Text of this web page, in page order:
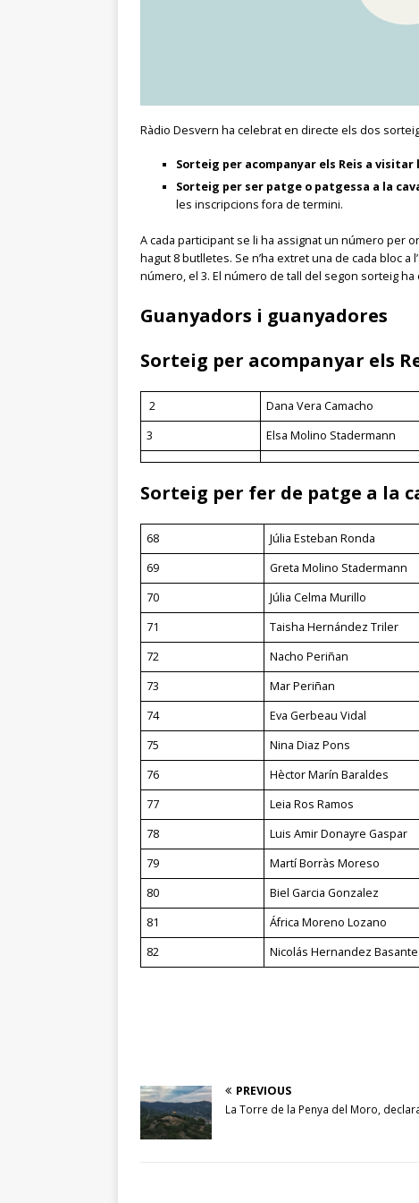
Ràdio Desvern ha celebrat en directe els dos
Sorteig per acompanyar els Reis a
Sorteig per ser patge o patgessa a la
les inscripcions fora de termini.
A cada participant se li ha assignat un número per
hagut 8 butlletes. Se n’ha extret una de cada bloc
número, el 3. El número de tall del segon sorteig
Guanyadors i guanyadores
Sorteig per acompanyar els
2
Dana Vera Camacho
3
Elsa Molino Stadermann
Sorteig per fer de patge a la
68
Júlia Esteban Ronda
69
Greta Molino Stadermann
70
Júlia Celma Murillo
71
Taisha Hernández Triler
72
Nacho Periñan
73
Mar Periñan
74
Eva Gerbeau Vidal
75
Nina Diaz Pons
76
Hèctor Marín Baraldes
77
Leia Ros Ramos
78
Luis Amir Donayre Gaspar
79
Martí Borràs Moreso
80
Biel Garcia Gonzalez
81
África Moreno Lozano
82
Nicolás Hernandez Basante
PREVIOUS
La Torre de la Penya del Moro,